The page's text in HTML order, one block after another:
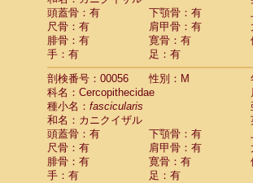
CercopithecidaeMacaca
CercopithecidaeMacaca
CercopithecidaeMacaca
CercopithecidaeMacaca
CercopithecidaeMacaca
Cercopithecidae Macaca
Cercopithecidae
Cercopithecidae
Cercopithecidae
Cercopithecidae
Cercopithecidae
Cercopithecidae
頭蓋骨：有
下顎骨：有
尺骨：有
肩甲骨：有
腓骨：有
寛骨：有
手：有
足：有
剖検番号：00056
性別：M
科名：Cercopithecidae
種小名： fascicularis
和名：カニクイザル
頭蓋骨：有
下顎骨：有
尺骨：有
肩甲骨：有
腓骨：有
寛骨：有
手：有
足：有